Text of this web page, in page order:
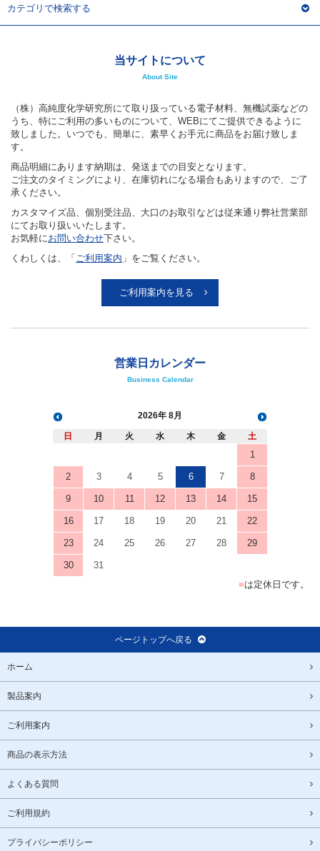
カテゴリで検索する
当サイトについて
About Site
（株）高純度化学研究所にて取り扱っている電子材料、無機試薬などの
うち、特にご利用の多いものについて、WEBにてご提供できるように
致しました。いつでも、簡単に、素早くお手元に商品をお届け致しま
す。
商品明細にあります納期は、発送までの目安となります。
ご注文のタイミングにより、在庫切れになる場合もありますので、ご了
承ください。
カスタマイズ品、個別受注品、大口のお取引などは従来通り弊社営業部
にてお取り扱いいたします。
お気軽にお問い合わせ下さい。
くわしくは、「 ご利用案内 」をご覧ください。
ご利用案内を見る
営業日カレンダー
Business Calendar
2026 8月
日 月 火 水 木 金 土
1
2 3 4 5 6 7 8
9 10 11 12 13 14 15
16 17 18 19 20 21 22
23 24 25 26 27 28 29
30
31
■は定休日です。
ページトップへ戻る
ホーム
製品案内
ご利用案内
商品の表示方法
よくある質問
ご利用規約
プライバシーポリシー